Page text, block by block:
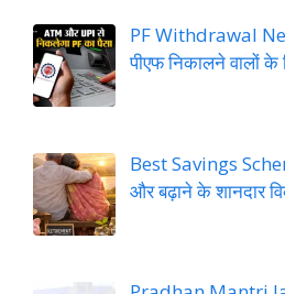
PF Withdrawal
पीएफ निकालने वालों के
Best Savings
और बढ़ाने के शानदार